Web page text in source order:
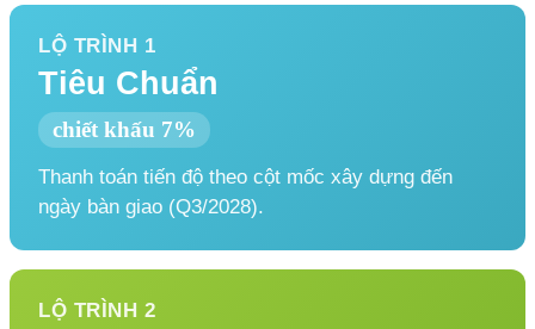
LỘ TRÌNH 1
Tiêu Chuẩn
chiết khấu 7%
Thanh toán tiến độ theo cột mốc xây dựng đến
ngày bàn giao (Q3/2028).
LỘ TRÌNH 2